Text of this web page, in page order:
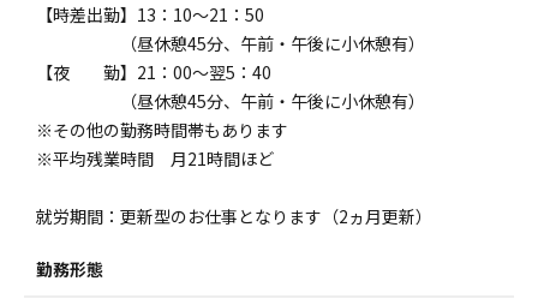
【時差出勤】13：10～21：50
（昼休憩45分、午前・午後に小休憩有）
【夜 勤】21：00～翌5：40
（昼休憩45分、午前・午後に小休憩有）
※その他の勤務時間帯もあります
※平均残業時間 月21時間ほど
就労期間：更新型のお仕事となります（2ヵ月更新）
勤務形態